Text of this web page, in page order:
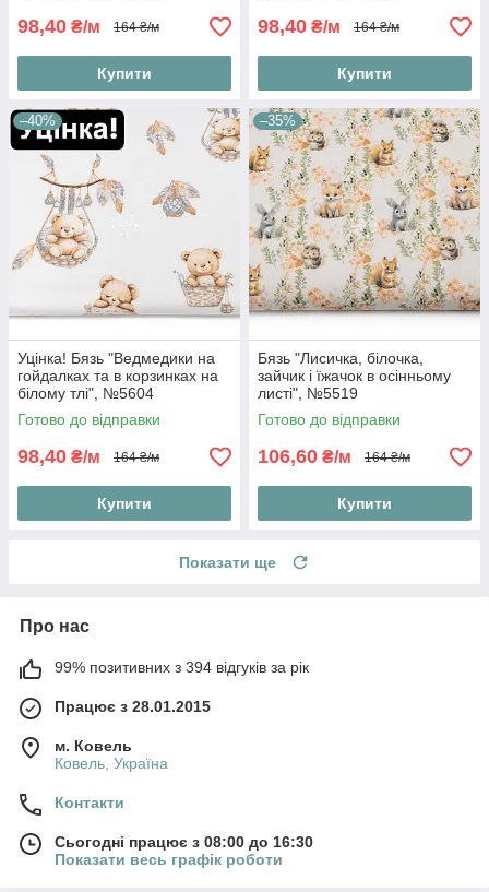
98,40 ₴/м 164 ₴/м
Купити
98,40 ₴/м 164 ₴/м
Купити
–40%
Уцінка! Бязь "Ведмедики на
гойдалках та в корзинках на
білому тлі", №5604
Готово до відправки
98,40 ₴/м 164 ₴/м
Купити
–35%
Бязь "Лисичка, білочка,
зайчик і їжачок в осінньому
листі", №5519
Готово до відправки
106,60 ₴/м 164 ₴/м
Купити
Показати ще
Про нас
99% позитивних з 394 відгуків за рік
Працює з 28.01.2015
м. Ковель
Ковель, Україна
Контакти
Сьогодні працює з 08:00 до 16:30
Показати весь графік роботи